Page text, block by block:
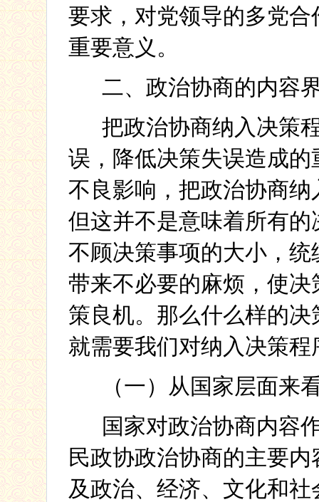
要求，对党领导的多党
重要意义。
二、政治协商的内容
把政治协商纳入决策
误，降低决策失误造成
不良影响，把政治协商
但这并不是意味着所有
不顾决策事项的大小，
带来不必要的麻烦，使
策良机。那么什么样的
就需要我们对纳入决策
（一）从国家层面来
国家对政治协商内容
民政协政治协商的主要
及政治、经济、文化和